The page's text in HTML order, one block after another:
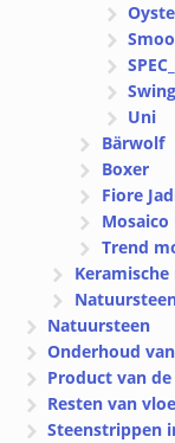
Swing
Uni
Bärwolf
Boxer
Fiore
Mosaico
Trend
Natuursteen
Onderhoud
Product van
Resten van
Steenstrippen